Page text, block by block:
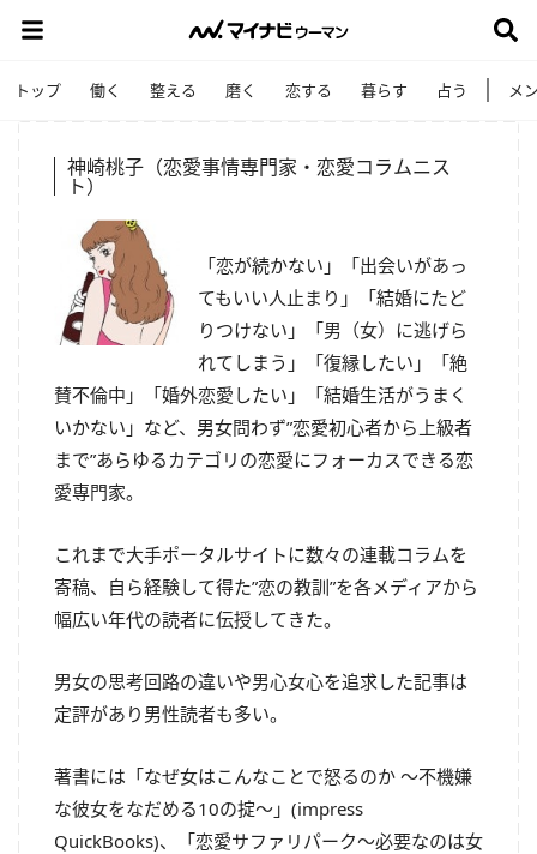
トップ 働く 整える 磨く 恋する 暮らす 占う メ
神崎桃子（恋愛事情専門家・恋愛コラムニス
ト）
「恋が続かない」「出会いがあっ
てもいい人止まり」「結婚にたど
りつけない」「男（女）に逃げら
れてしまう」「復縁したい」「絶
賛不倫中」「婚外恋愛したい」「結婚生活がうまく
いかない」など、男女問わず”恋愛初心者から上級者
まで”あらゆるカテゴリの恋愛にフォーカスできる恋
愛専門家。
これまで大手ポータルサイトに数々の連載コラムを
寄稿、自ら経験して得た”恋の教訓”を各メディアから
幅広い年代の読者に伝授してきた。
男女の思考回路の違いや男心女心を追求した記事は
定評があり男性読者も多い。
著書には「なぜ女はこんなことで怒るのか ～不機嫌
な彼女をなだめる10の掟～」(impress
QuickBooks)、「恋愛サファリパーク～必要なのは女